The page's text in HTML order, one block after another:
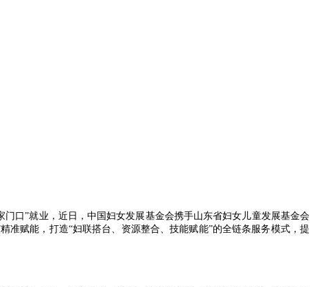
口”就业，近日，中国妇女发展基金会携手山东省妇女儿童发展基金会
赋能，打造“妇联搭台、资源整合、技能赋能”的全链条服务模式，提